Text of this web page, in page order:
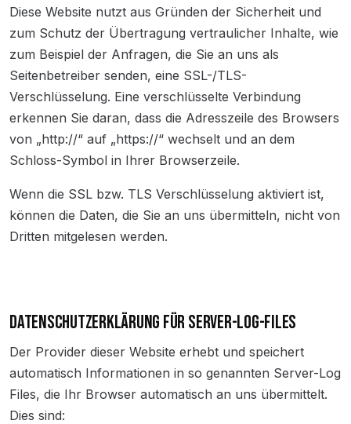
Diese Website nutzt aus Gründen der Sicherheit und
zum Schutz der Übertragung vertraulicher Inhalte, wie
zum Beispiel der Anfragen, die Sie an uns als
Seitenbetreiber senden, eine SSL-/TLS-
Verschlüsselung. Eine verschlüsselte Verbindung
erkennen Sie daran, dass die Adresszeile des Browsers
von „http://“ auf „https://“ wechselt und an dem
Schloss-Symbol in Ihrer Browserzeile.
Wenn die SSL bzw. TLS Verschlüsselung aktiviert ist,
können die Daten, die Sie an uns übermitteln, nicht von
Dritten mitgelesen werden.
DATENSCHUTZERKLÄRUNG FÜR SERVER-LOG-FILES
Der Provider dieser Website erhebt und speichert
automatisch Informationen in so genannten Server-Log
Files, die Ihr Browser automatisch an uns übermittelt.
Dies sind: